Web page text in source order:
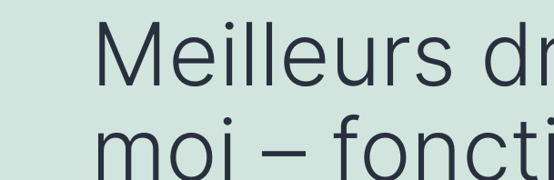
Meilleurs
moi –